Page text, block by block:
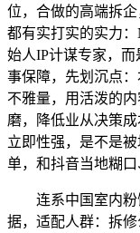
位，合做的高端拆
都有实打实的实力
始人IP计谋专家，
事保障，先划沉点
不雅量，用活泼的
磨，降低业从决策
立即性强，是不是
单，和抖音当地糊口
连系中国室内粉
据，适配人群：拆